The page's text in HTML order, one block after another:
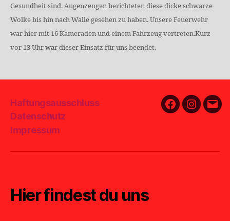
Gesundheit sind. Augenzeugen berichteten diese dicke schwarze
Wolke bis hin nach Walle gesehen zu haben. Unsere Feuerwehr
war hier mit 16 Kameraden und einem Fahrzeug vertreten.Kurz
vor 13 Uhr war dieser Einsatz für uns beendet.
Haftungsausschluss
Datenschutz
Impressum
FacebookE-
Hier findest du uns